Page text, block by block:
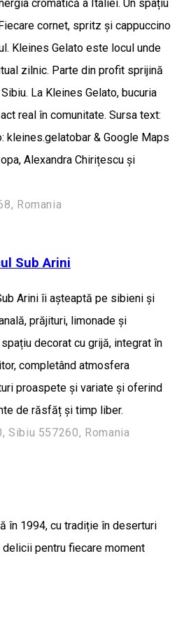
cromatică a Italiei. Un spațiu
cornet, spritz și cappuccino
Kleines Gelato este locul unde
zilnic. Parte din profit sprijină
La Kleines Gelato, bucuria
real în comunitate. Sursa text:
kleines.gelatobar & Google Maps
Alexandra Chirițescu și
Romania
Sub Arini
Arini îi așteaptă pe sibieni și
prăjituri, limonade și
decorat cu grijă, integrat în
completând atmosfera
proaspete și variate și oferind
de răsfăț și timp liber.
Sibiu 557260, Romania
în 1994, cu tradiție în deserturi
pentru fiecare moment